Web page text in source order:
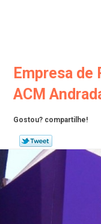
Entre
Empresa de
ACM
Gostou? compartilhe!